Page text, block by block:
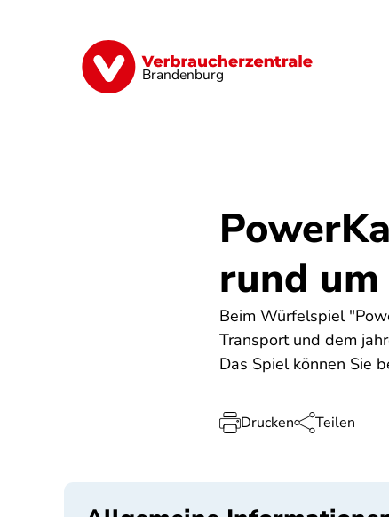
Brandenburg
Finanzen Digitales Lebensmittel
rund
Beim Würfelspiel
Transport und dem
Das Spiel können Sie
Drucken Teilen